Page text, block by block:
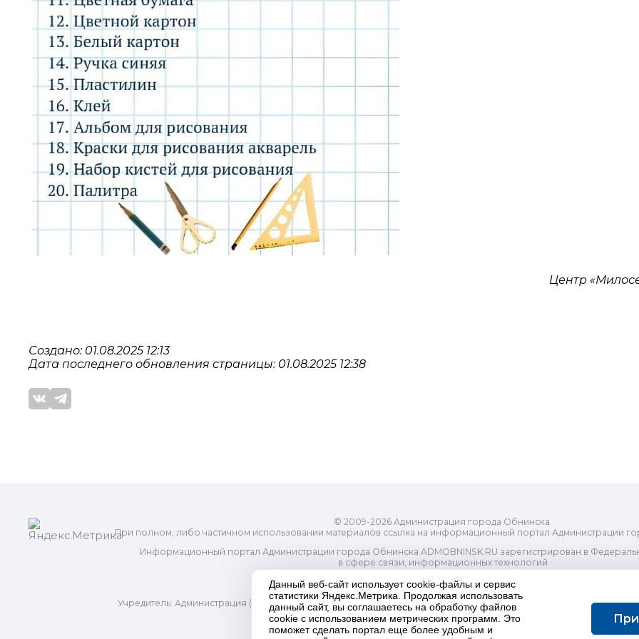
Центр
Создано: 01.08.2025 12:13
Дата последнего обновления страницы: 01.08.2025 12:38
© 2009-2026 Администрация города Обнинска.
При полном, либо частичном использовании материалов ссылка на информационный портал Администрации
Информационный портал Администрации города Обнинска ADMOBNINSK.RU зарегистрирован в
в сфере связи, информационных технологий
Свидетельство о регистрации Эл № ФС77-73321
Учредитель: Администрация (исполнительно-распорядительный орган) городского округа "Город Обнинск".
Адрес электронной почты Редакции: redactor@admobninsk.ru
Телефон Редакции: +7 (484) 395-85-85
Настоящий ресурс содержит материалы 18+
Данный веб-сайт использует cookie-файлы и сервис
статистики Яндекс.Метрика. Продолжая использовать
данный сайт, вы соглашаетесь на обработку файлов
cookie с использованием метрических программ. Это
поможет сделать портал еще более удобным и